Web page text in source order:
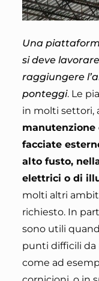
Una
si deve
raggiungere
ponteggi. Le
in molti settori,
facciate
alto fusto,
elettrici o di
molti altri
richiesto. In
sono utili
punti difficili da
come ad